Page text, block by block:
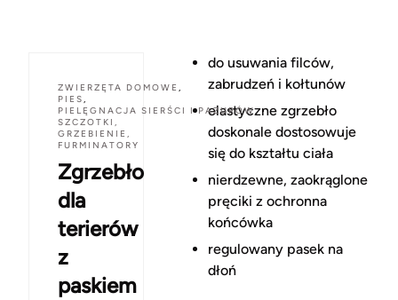
ZWIERZĘTA DOMOWE ,
PIES,
PIELĘGNACJA SIERŚCI I PAZURÓW,
SZCZOTKI,
GRZEBIENIE,
FURMINATORY
Zgrzebło
dla
terierów
z
paskiem
do usuwania filców,
zabrudzeń i kołtunów
elastyczne zgrzebło
doskonale dostosowuje
się do kształtu ciała
nierdzewne, zaokrąglone
pręciki z ochronna
końcówka
regulowany pasek na
dłoń